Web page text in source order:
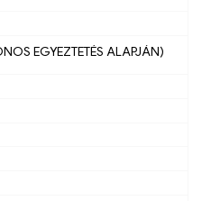
EGYEZTETÉS ALAPJÁN)